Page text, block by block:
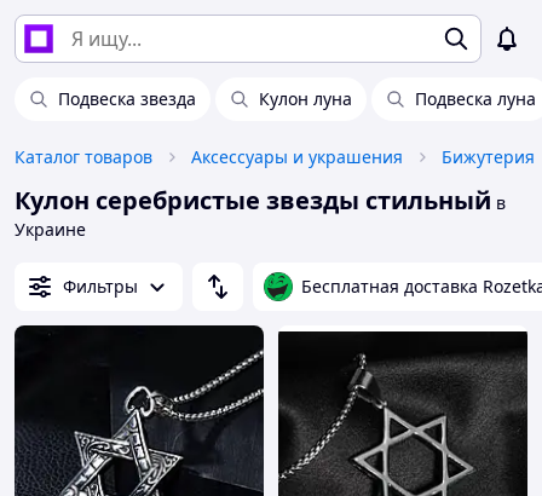
Подвеска звезда Кулон луна Подвеска луна
Каталог товаров Аксессуары и украшения Бижутерия
Кулон серебристые звезды стильный в
Украине
Фильтры Бесплатная доставка